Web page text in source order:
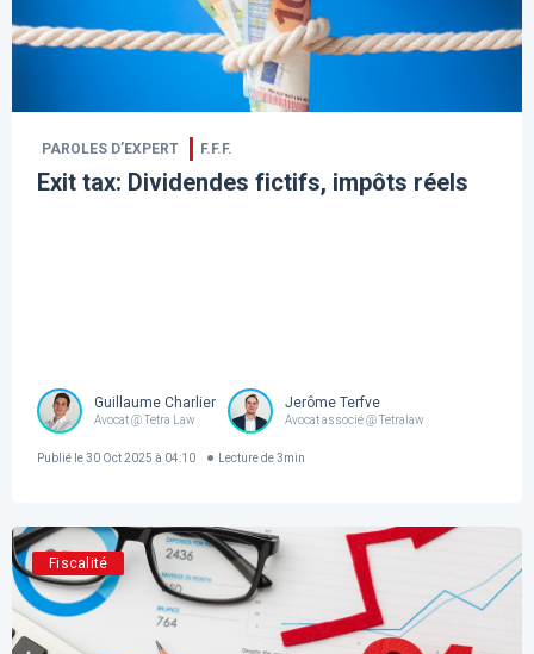
PAROLES D’EXPERT F.F.F.
Exit tax: Dividendes fictifs, impôts réels
Guillaume Charlier
Avocat @ Tetra Law
Jerôme Terfve
Avocat associé @ Tetralaw
Publié le30 Oct 2025 à 04:10 Lecture de 3min
Fiscalité